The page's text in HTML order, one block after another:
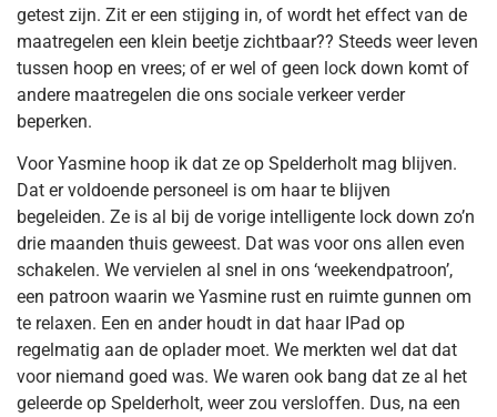
getest zijn. Zit er een stijging in, of wordt het effect van de
maatregelen een klein beetje zichtbaar?? Steeds weer leven
tussen hoop en vrees; of er wel of geen lock down komt of
andere maatregelen die ons sociale verkeer verder
beperken.
Voor Yasmine hoop ik dat ze op Spelderholt mag blijven.
Dat er voldoende personeel is om haar te blijven
begeleiden. Ze is al bij de vorige intelligente lock down zo’n
drie maanden thuis geweest. Dat was voor ons allen even
schakelen. We vervielen al snel in ons ‘weekendpatroon’,
een patroon waarin we Yasmine rust en ruimte gunnen om
te relaxen. Een en ander houdt in dat haar IPad op
regelmatig aan de oplader moet. We merkten wel dat dat
voor niemand goed was. We waren ook bang dat ze al het
geleerde op Spelderholt, weer zou versloffen. Dus, na een